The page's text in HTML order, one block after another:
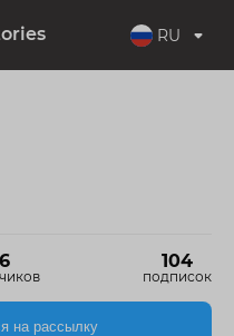
RU
104
подписок
на рассылку